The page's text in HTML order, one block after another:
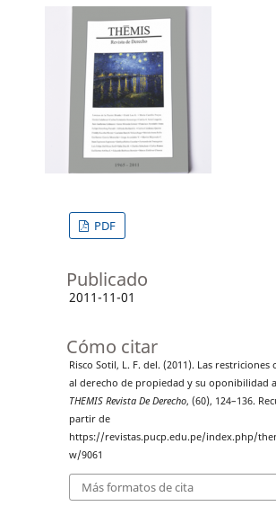
PDF
Publicado
2011-11-01
Cómo citar
Risco Sotil, L. F. del. (2011). Las restriciones
al derecho de propiedad y su oponibilidad
THEMIS Revista De Derecho, (60), 124–136.
partir de
https://revistas.pucp.edu.pe/index.php/
w/9061
Más formatos de cita